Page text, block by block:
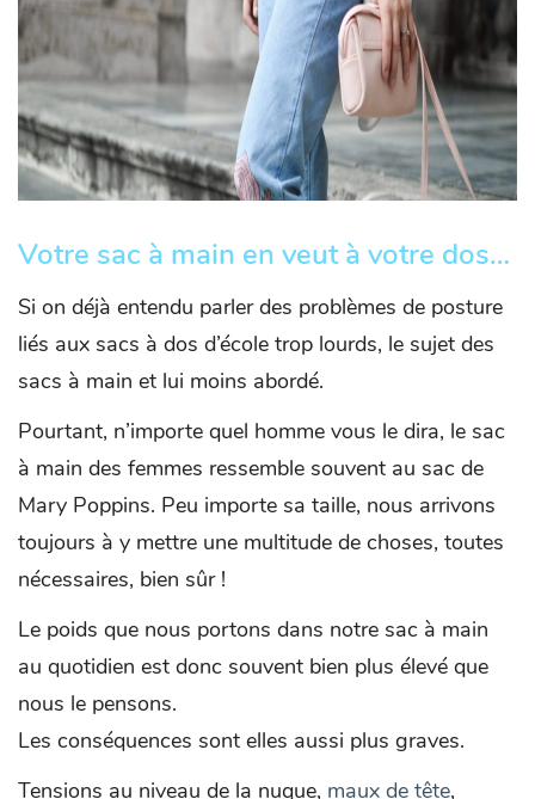
Votre sac à main en veut à votre dos…
Si on déjà entendu parler des problèmes de posture
liés aux sacs à dos d’école trop lourds, le sujet des
sacs à main et lui moins abordé.
Pourtant, n’importe quel homme vous le dira, le sac
à main des femmes ressemble souvent au sac de
Mary Poppins. Peu importe sa taille, nous arrivons
toujours à y mettre une multitude de choses, toutes
nécessaires, bien sûr !
Le poids que nous portons dans notre sac à main
au quotidien est donc souvent bien plus élevé que
nous le pensons.
Les conséquences sont elles aussi plus graves.
Tensions au niveau de la nuque, maux de tête,